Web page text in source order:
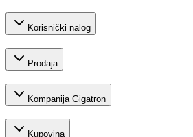
Korisnički nalog
Prodaja
Kompanija Gigatron
Kupovina